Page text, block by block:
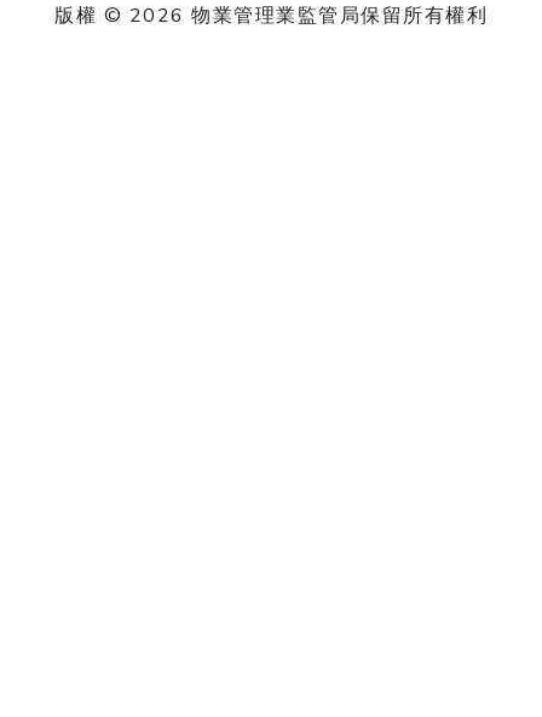
版權 © 2026 物業管理業監管局保留所有權利